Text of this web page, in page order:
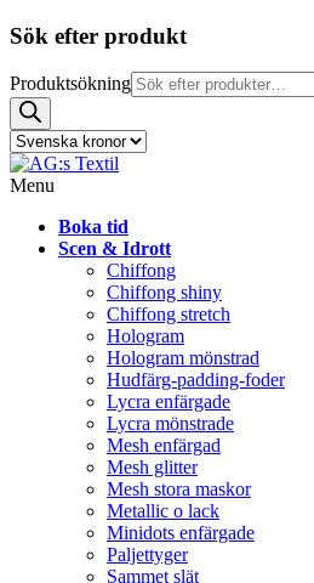
Sök efter produkt
Produktsökning
Menu
Boka tid
Scen & Idrott
Chiffong
Chiffong shiny
Chiffong stretch
Hologram
Hologram mönstrad
Hudfärg-padding-foder
Lycra enfärgade
Lycra mönstrade
Mesh enfärgad
Mesh glitter
Mesh stora maskor
Metallic o lack
Minidots enfärgade
Paljettyger
Sammet slät